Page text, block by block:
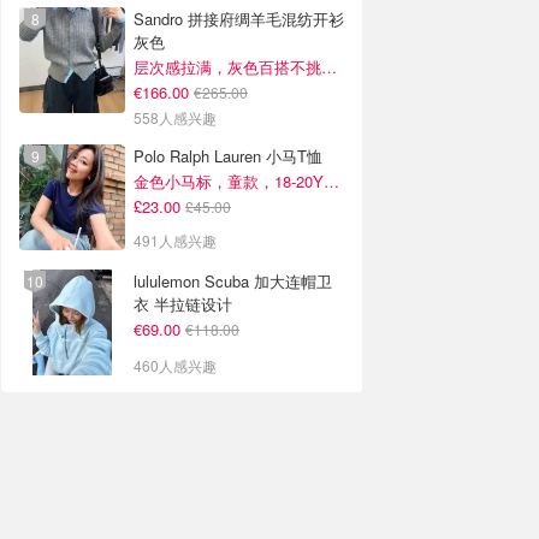
Sandro 拼接府绸羊毛混纺开衫
灰色
层次感拉满，灰色百搭不挑人~
€166.00 €265.00
558人感兴趣
Polo Ralph Lauren 小马T恤
金色小马标，童款，18-20Y捡漏！
£23.00 £45.00
491人感兴趣
lululemon Scuba 加大连帽卫
衣 半拉链设计
€69.00 €118.00
460人感兴趣